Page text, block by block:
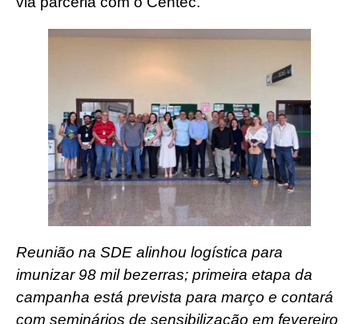
Reunião na SDE alinhou logística para
imunizar 98 mil bezerras; primeira etapa da
campanha está prevista para março e contará
com seminários de sensibilização em fevereiro